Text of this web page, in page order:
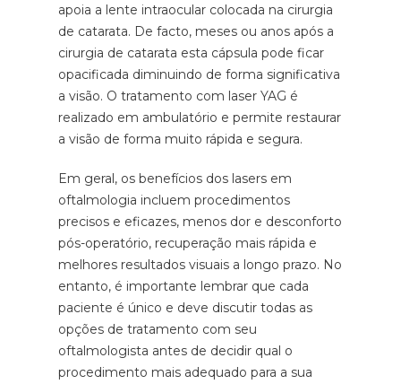
apoia a lente intraocular colocada na cirurgia
de catarata. De facto, meses ou anos após a
cirurgia de catarata esta cápsula pode ficar
opacificada diminuindo de forma significativa
a visão. O tratamento com laser YAG é
realizado em ambulatório e permite restaurar
a visão de forma muito rápida e segura.
Em geral, os benefícios dos lasers em
oftalmologia incluem procedimentos
precisos e eficazes, menos dor e desconforto
pós-operatório, recuperação mais rápida e
melhores resultados visuais a longo prazo. No
entanto, é importante lembrar que cada
paciente é único e deve discutir todas as
opções de tratamento com seu
oftalmologista antes de decidir qual o
procedimento mais adequado para a sua